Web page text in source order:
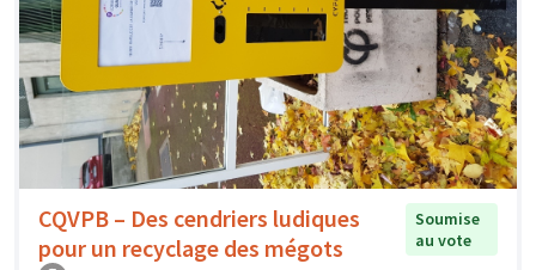
CQVPB – Des cendriers ludiques
pour un recyclage des mégots
Soumise
au vote